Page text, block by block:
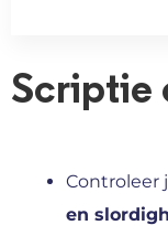
Scriptie
Controleer
en